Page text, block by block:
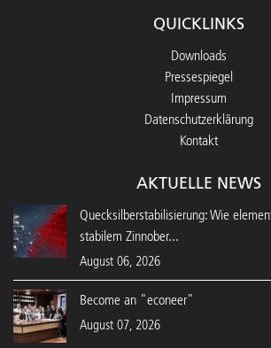
QUICKLINKS
Downloads
Pressespiegel
Impressum
Datenschutzerklärung
Kontakt
AKTUELLE NEWS
Quecksilberstabilisierung: Wie
stabilem Zinnober...
August 06, 2026
Become an "econeer"
August 07, 2026